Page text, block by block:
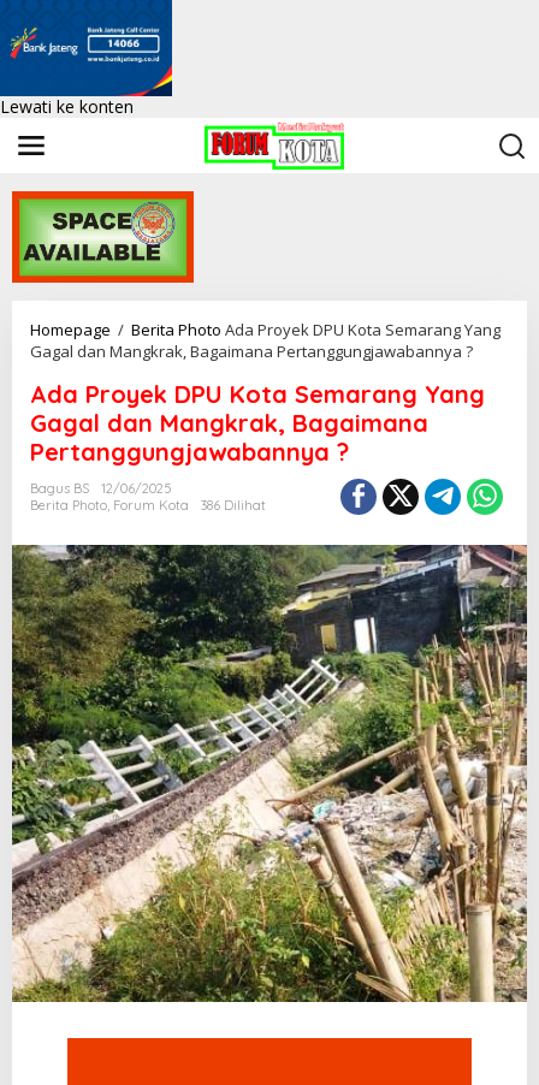
Lewati ke konten
Homepage / Berita Photo Ada Proyek DPU Kota Semarang Yang
Gagal dan Mangkrak, Bagaimana Pertanggungjawabannya ?
Ada Proyek DPU Kota Semarang Yang
Gagal dan Mangkrak, Bagaimana
Pertanggungjawabannya ?
Bagus BS
12/06/2025
Berita Photo, Forum Kota 386 Dilihat